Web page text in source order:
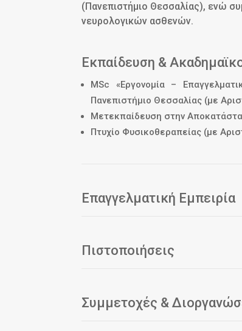
(Πανεπιστήμιο Θεσσαλίας), ενώ
νευρολογικών ασθενών.
Εκπαίδευση &
MSc «Εργονομία –
Πανεπιστήμιο Θεσσαλίας (με
Μετεκπαίδευση στην
Πτυχίο Φυσικοθεραπείας (με
Επαγγελματική Εμπειρία
Πιστοποιήσεις
Συμμετοχές &